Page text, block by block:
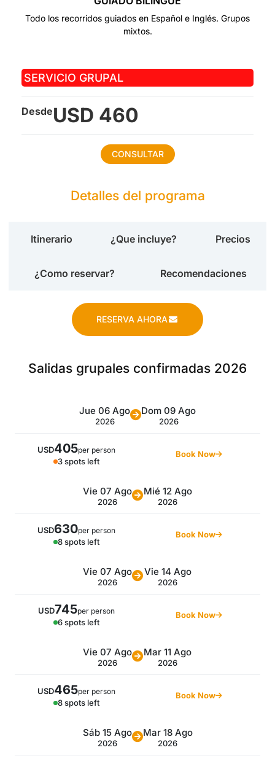
Todo los recorridos guiados en Español e Inglés. Grupos
mixtos.
SERVICIO GRUPAL
DesdeUSD 460
CONSULTAR
Detalles del programa
Itinerario ¿Que incluye? Precios
¿Como reservar? Recomendaciones
RESERVA AHORA
Salidas grupales confirmadas 2026
Jue 06 Ago
2026
Dom 09 Ago
2026
USD405per person
3 spots left
Book Now
Vie 07 Ago
2026
Mié 12 Ago
2026
USD630per person
8 spots left
Book Now
Vie 07 Ago
2026
Vie 14 Ago
2026
USD745per person
6 spots left
Book Now
Vie 07 Ago
2026
Mar 11 Ago
2026
USD465per person
8 spots left
Book Now
Sáb 15 Ago
2026
Mar 18 Ago
2026